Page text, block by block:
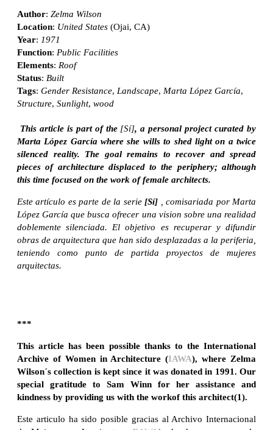
Author: Zelma Wilson
Location: United States (Ojai, CA)
Year: 1971
Function: Public Facilities
Elements: Roof
Status: Built
Tags: Gender Resistance, Landscape, Marta López García,
Structure, Sunlight, wood
This article is part of the [Sí], a personal project curated by
Marta López García where she wills to shed light on a twice
silenced reality. The goal remains to recover and spread
pieces of architecture displaced to the periphery; although
this time focused on the work of female architects.
Este artículo es parte de la serie [Sí]
, comisariada por Marta
López García que busca ofrecer una vision sobre una realidad
doblemente silenciada. El objetivo es recuperar y difundir
obras de arquitectura que han sido desplazadas a la periferia,
teniendo como punto de partida proyectos de mujeres
arquitectas.
***
This article has been possible thanks to the International
Archive of Women in Architecture (IAWA), where Zelma
Wilson´s collection is kept since it was donated in 1991. Our
special gratitude to Sam Winn for her assistance and
kindness by providing us with the workof this architect(1).
Este articulo ha sido posible gracias al Archivo Internacional